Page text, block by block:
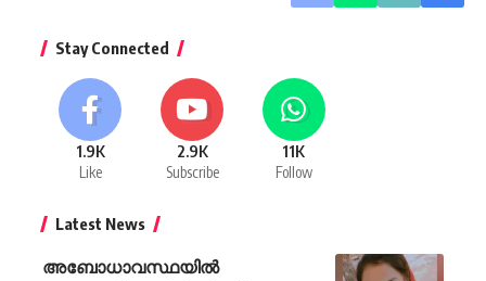
Stay Connected
1.9K
Like
2.9K
Subscribe
11K
Follow
Latest News
അബോധാവസ്ഥയിൽ